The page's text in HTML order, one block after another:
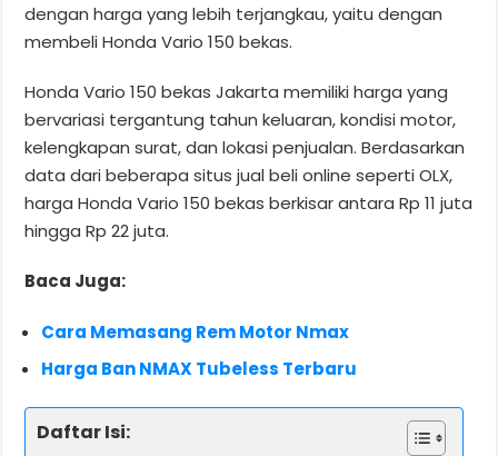
dengan harga yang lebih terjangkau, yaitu dengan
membeli Honda Vario 150 bekas.
Honda Vario 150 bekas Jakarta memiliki harga yang
bervariasi tergantung tahun keluaran, kondisi motor,
kelengkapan surat, dan lokasi penjualan. Berdasarkan
data dari beberapa situs jual beli online seperti OLX,
harga Honda Vario 150 bekas berkisar antara Rp 11 juta
hingga Rp 22 juta.
Baca Juga:
Cara Memasang Rem Motor Nmax
Harga Ban NMAX Tubeless Terbaru
Daftar Isi: